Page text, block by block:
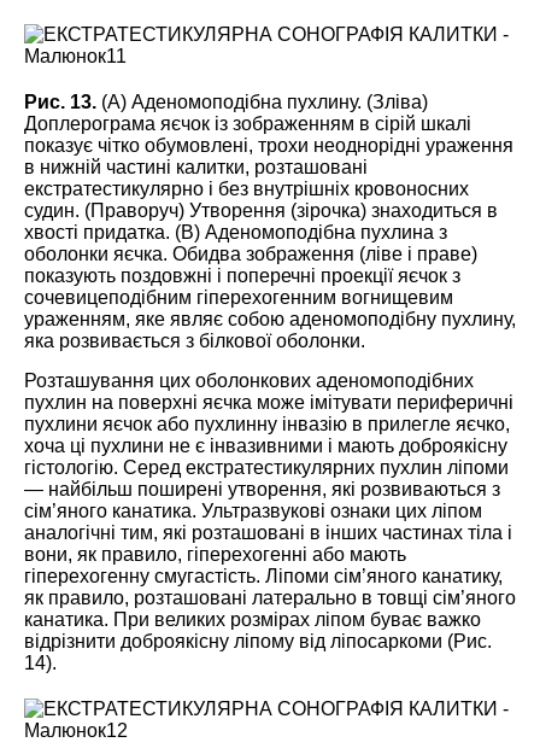
Рис. 13. (А) Аденомоподібна пухлину. (Зліва)
Доплерограма яєчок із зображенням в сірій шкалі
показує чітко обумовлені, трохи неоднорідні ураження
в нижній частині калитки, розташовані
екстратестикулярно і без внутрішніх кровоносних
судин. (Праворуч) Утворення (зірочка) знаходиться в
хвості придатка. (B) Аденомоподібна пухлина з
оболонки яєчка. Обидва зображення (ліве і праве)
показують поздовжні і поперечні проекції яєчок з
сочевицеподібним гіперехогенним вогнищевим
ураженням, яке являє собою аденомоподібну пухлину,
яка розвивається з білкової оболонки.
Розташування цих оболонкових аденомоподібних
пухлин на поверхні яєчка може імітувати периферичні
пухлини яєчок або пухлинну інвазію в прилегле яєчко,
хоча ці пухлини не є інвазивними і мають доброякісну
гістологію. Серед екстратестикулярних пухлин ліпоми
― найбільш поширені утворення, які розвиваються з
сім’яного канатика. Ультразвукові ознаки цих ліпом
аналогічні тим, які розташовані в інших частинах тіла і
вони, як правило, гіперехогенні або мають
гіперехогенну смугастість. Ліпоми сім’яного канатику,
як правило, розташовані латерально в товщі сім’яного
канатика. При великих розмірах ліпом буває важко
відрізнити доброякісну ліпому від ліпосаркоми (Рис.
14).